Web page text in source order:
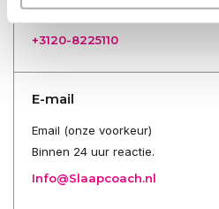
za t/m zo gesloten
+3120-8225110
E-mail
Email (onze voorkeur)
Binnen 24 uur reactie.
Info@Slaapcoach.nl